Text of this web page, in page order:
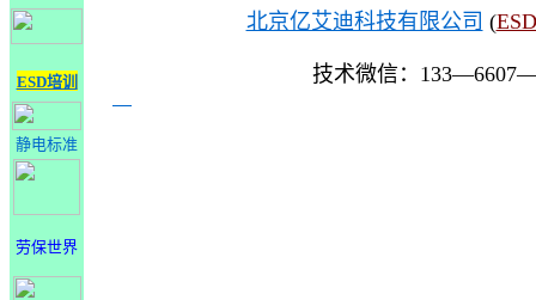
ESD培训
静电标准
劳保世界
北京亿艾迪科技有限公司 (
技术微信：